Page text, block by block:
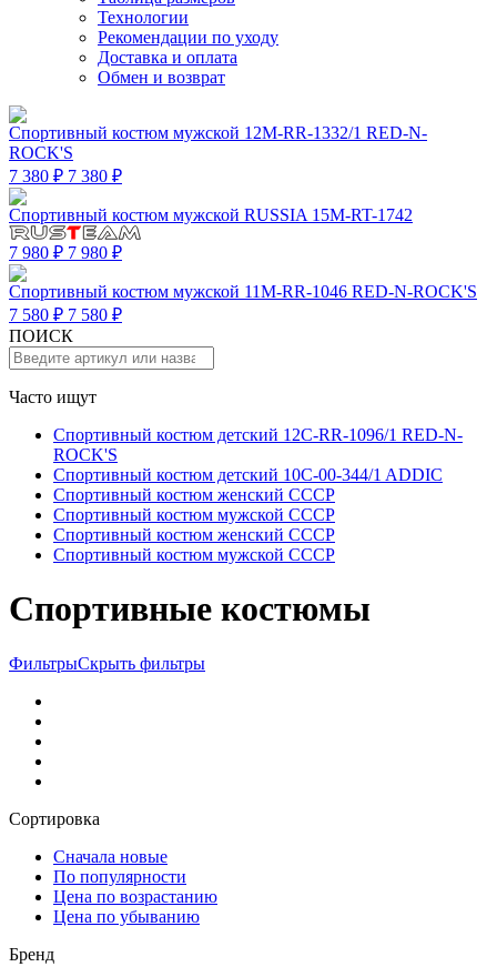
Технологии
Рекомендации по уходу
Доставка и оплата
Обмен и возврат
Спортивный костюм мужской 12M-RR-1332/1 RED-N-
ROCK'S
7 380 ₽ 7 380 ₽
Спортивный костюм мужской RUSSIA 15M-RT-1742
7 980 ₽ 7 980 ₽
Спортивный костюм мужской 11M-RR-1046 RED-N-ROCK'S
7 580 ₽ 7 580 ₽
ПОИСК
Часто ищут
Спортивный костюм детский 12C-RR-1096/1 RED-N-
ROCK'S
Спортивный костюм детский 10C-00-344/1 ADDIC
Спортивный костюм женский СССР
Спортивный костюм мужской СССР
Спортивный костюм женский СССР
Спортивный костюм мужской СССР
Спортивные костюмы
ФильтрыСкрыть фильтры
Сортировка
Сначала новые
По популярности
Цена по возрастанию
Цена по убыванию
Бренд